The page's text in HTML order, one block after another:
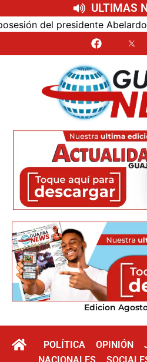
ULTIMAS
del presidente Abelardo
Edicion
POLÍTICA OPINIÓN